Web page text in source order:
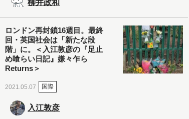
柳井政和
ロンドン再封鎖16週目。最終
回・英国社会は「新たな段
階」に。＜入江敦彦の『足止
め喰らい日記』嫌々乍ら
Returns＞
2021.05.07 国際
入江敦彦